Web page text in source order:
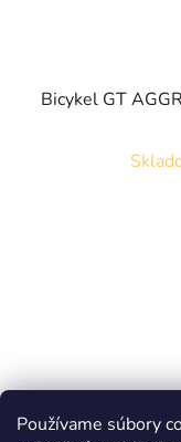
Používame súbory
Bicykel GT